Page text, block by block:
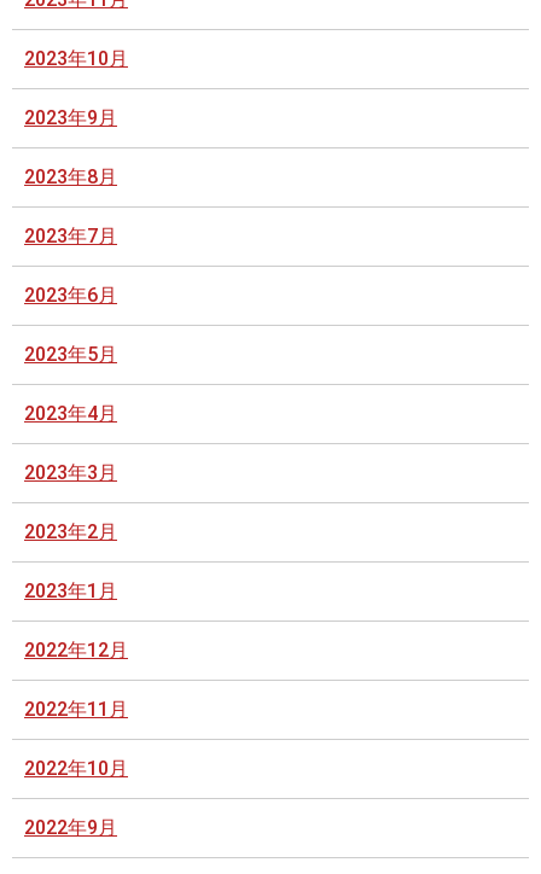
2023年10月
2023年9月
2023年8月
2023年7月
2023年6月
2023年5月
2023年4月
2023年3月
2023年2月
2023年1月
2022年12月
2022年11月
2022年10月
2022年9月